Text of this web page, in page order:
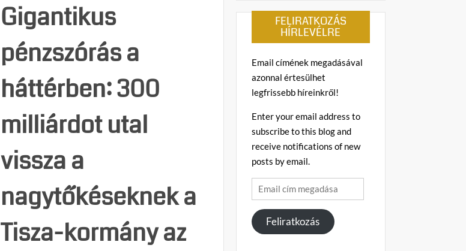
Gigantikus
pénzszórás a
háttérben: 300
milliárdot utal
vissza a
nagytőkéseknek a
Tisza-kormány az
FELIRATKOZÁS
HÍRLEVÉLRE
Email címének megadásával
azonnal értesülhet
legfrissebb híreinkről!
Enter your email address to
subscribe to this blog and
receive notifications of new
posts by email.
Email
cím
megadása
Feliratkozás